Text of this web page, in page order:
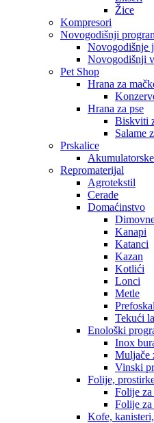
Žice
Kompresori
Novogodišnji
Novogodišnje
Novogodišnji
Pet Shop
Hrana za
Hrana za pse
Biskviti
Salame
Prskalice
Repromaterijal
Agrotekstil
Cerade
Domaćinstvo
Kanapi
Katanci
Kazan
Kotlići
Lonci
Metle
Tekući
Enološki
Inox
Muljače
Vinski
Folije,
Folije za
Folije za
Kofe,